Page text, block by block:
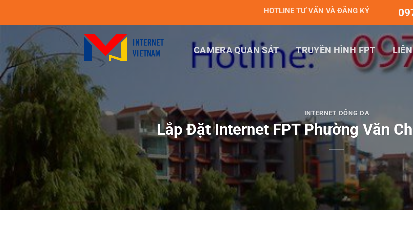
HOTLINE TƯ VẤN VÀ ĐĂNG KÝ
CAMERA QUAN SÁT TRUYỀN HÌNH FPT
INTERNET ĐỐNG ĐA
Lắp Đặt Internet FPT Phường Văn